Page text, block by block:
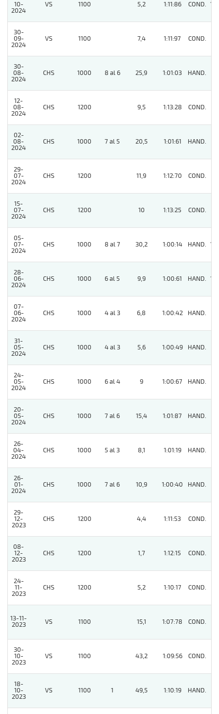
10-
2024
VS 1100 5,2 1:11:86 COND. 10
30-
09-
2024
VS 1100 7,4 1:11:97 COND.
30-
08-
2024
CHS 1000 8 al 6 25,9 1:01:03 HAND.
12-
08-
2024
CHS 1200 9,5 1:13:28 COND.
02-
08-
2024
CHS 1000 7 al 5 20,5 1:01:61 HAND.
29-
07-
2024
CHS 1200 11,9 1:12:70 COND.
15-
07-
2024
CHS 1200 10 1:13:25 COND.
05-
07-
2024
CHS 1000 8 al 7 30,2 1:00:14 HAND. 10
28-
06-
2024
CHS 1000 6 al 5 9,9 1:00:61 HAND. 10
07-
06-
2024
CHS 1000 4 al 3 6,8 1:00:42 HAND.
31-
05-
2024
CHS 1000 4 al 3 5,6 1:00:49 HAND.
24-
05-
2024
CHS 1000 6 al 4 9 1:00:67 HAND.
20-
05-
2024
CHS 1000 7 al 6 15,4 1:01:87 HAND.
26-
04-
2024
CHS 1000 5 al 3 8,1 1:01:19 HAND.
26-
01-
2024
CHS 1000 7 al 6 10,9 1:00:40 HAND.
29-
12-
2023
CHS 1200 4,4 1:11:53 COND.
08-
12-
2023
CHS 1200 1,7 1:12:15 COND.
24-
11-
2023
CHS 1200 5,2 1:10:17 COND.
13-11-
2023
VS 1100 15,1 1:07:78 COND.
30-
10-
2023
VS 1100 43,2 1:09:56 COND.
18-
10-
2023
VS 1100 1 49,5 1:10:19 HAND.